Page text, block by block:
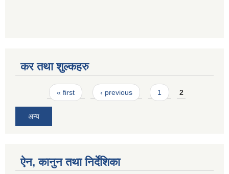
कर तथा शुल्कहरु
Pages« first ‹ previous 1 2
अन्य
ऐन, कानुन तथा निर्देशिका